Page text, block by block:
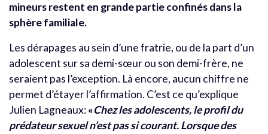
mineurs restent en grande partie confinés dans la
sphère familiale.
Les dérapages au sein d’une fratrie, ou de la part d’un
adolescent sur sa demi-sœur ou son demi-frère, ne
seraient pas l’exception. Là encore, aucun chiffre ne
permet d’étayer l’affirmation. C’est ce qu’explique
Julien Lagneaux:«Chez les adolescents, le profil du
prédateur sexuel n’est pas si courant. Lorsque des